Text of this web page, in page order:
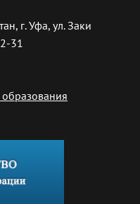
г. Уфа, ул. Заки
31